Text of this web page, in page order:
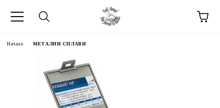
Начало МЕТАЛНИ СПЛАВИ